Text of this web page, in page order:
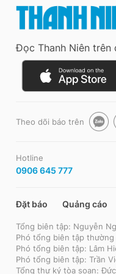
Đọc Thanh Niên trên
Theo dõi báo trên
Hotline
0906 645 777
Đặt báo Quảng cáo
Tổng biên tập: Nguyễn
Phó tổng biên tập thường
Phó tổng biên tập: Lâm
Phó tổng biên tập: Trần
Tổng thư ký tòa soạn: